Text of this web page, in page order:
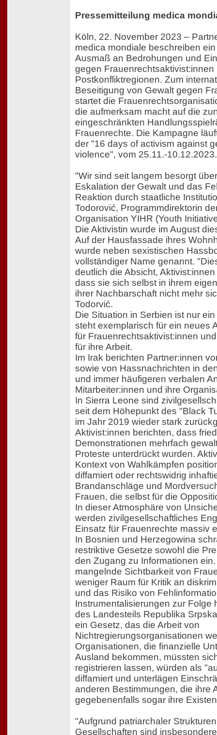
Pressemitteilung medica
Köln, 22. November 2023 –
medica mondiale beschreiben
Ausmaß an Bedrohungen und
gegen Frauenrechtsaktivist:innen
Postkonfliktregionen. Zum
Beseitigung von Gewalt gegen
startet die
die aufmerksam macht auf die
eingeschränkten
Frauenrechte. Die Kampagne
der "16 days of activism against
violence", vom 25.11.-10.12.2023.
"Wir sind seit langem besorgt
Eskalation der Gewalt und das
Reaktion durch staatliche
Todorović, Programmdirektorin
Organisation YIHR (Youth
Die Aktivistin wurde im August
Auf der Hausfassade ihres
wurde neben sexistischen
vollständiger Name genannt.
deutlich die Absicht,
dass sie sich selbst in ihrem
ihrer Nachbarschaft nicht mehr
Todorvić.
Die Situation in Serbien ist nur
steht exemplarisch für ein neues
für Frauenrechtsaktivist:innen
für ihre Arbeit.
Im Irak berichten Partner:innen
sowie von Hassnachrichten in
und immer häufigeren verbalen
Mitarbeiter:innen und ihre
In Sierra Leone sind
seit dem Höhepunkt des "Black
im Jahr 2019 wieder stark
Aktivist:innen berichten, dass
Demonstrationen mehrfach
Proteste unterdrückt wurden.
Kontext von Wahlkämpfen
diffamiert oder rechtswidrig
Brandanschläge und
Frauen, die selbst für die
In dieser Atmosphäre von
werden zivilgesellschaftliches
Einsatz für Frauenrechte massiv
In Bosnien und Herzegowina
restriktive Gesetze sowohl die
den Zugang zu Informationen
mangelnde Sichtbarkeit von
weniger Raum für Kritik an
und das Risiko von
Instrumentalisierungen zur Folge
des Landesteils Republika
ein Gesetz, das die Arbeit von
Nichtregierungsorganisationen
Organisationen, die finanzielle
Ausland bekommen, müssten
registrieren lassen, würden als
diffamiert und unterlägen
anderen Bestimmungen, die ihre
gegebenenfalls sogar ihre
"Aufgrund patriarchaler
Gesellschaften sind insbesondere